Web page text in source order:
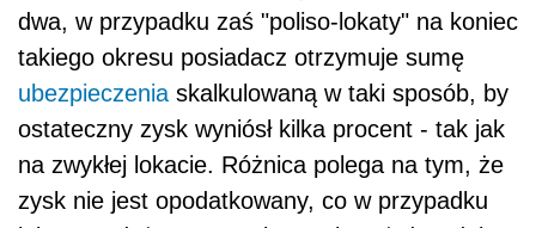
wyższe od inflacji w tym okresie. Podatek Belki
może nam te zyski zniwelować. Produkt ten
nie należy do długoterminowych.
Na rynku dostępne są poliso-lokaty na okres
od 3 miesięcy do 2 lat. Głównych zaletami
poliso-lokat są: przejrzysta konstrukcja i stałe